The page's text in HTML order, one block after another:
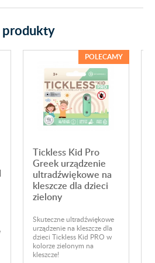
produkty
Tickless Kid Pro
Greek urządzenie
ultradźwiękowe na
kleszcze dla dzieci
zielony
POLECAMY
Skuteczne ultradźwiękowe
urządzenie na kleszcze dla
dzieci Tickless Kid PRO w
kolorze zielonym na
kleszcze!